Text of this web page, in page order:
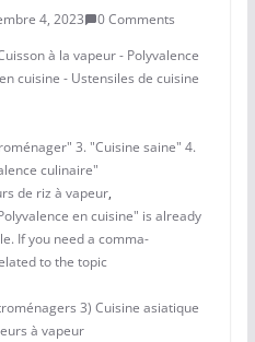
4, 2023
0 Comments
à la vapeur - Polyvalence
cuisine - Ustensiles de cuisine
3. "Cuisine saine" 4.
culinaire"
de riz à vapeur,
en cuisine" is already
If you need a comma-
to the topic
3) Cuisine asiatique
à vapeur